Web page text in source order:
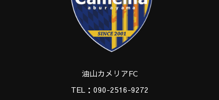
油山カメリアFC
TEL：090-2516-9272